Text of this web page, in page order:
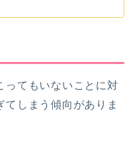
ってもいないことに対
てしまう傾向がありま